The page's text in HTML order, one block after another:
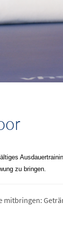
zu bringen.
mitbringen: